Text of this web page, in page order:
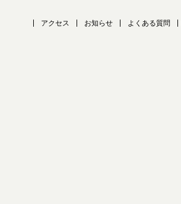
アクセス お知らせ よくある質問